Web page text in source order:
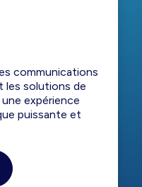
communications
les solutions de
expérience
puissante et